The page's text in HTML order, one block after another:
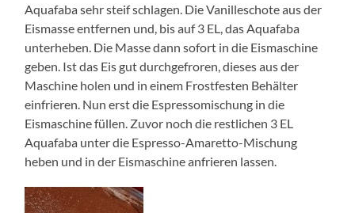
Aquafaba sehr steif schlagen. Die Vanilleschote aus der
Eismasse entfernen und, bis auf 3 EL, das Aquafaba
unterheben. Die Masse dann sofort in die Eismaschine
geben. Ist das Eis gut durchgefroren, dieses aus der
Maschine holen und in einem Frostfesten Behälter
einfrieren. Nun erst die Espressomischung in die
Eismaschine füllen. Zuvor noch die restlichen 3 EL
Aquafaba unter die Espresso-Amaretto-Mischung
heben und in der Eismaschine anfrieren lassen.